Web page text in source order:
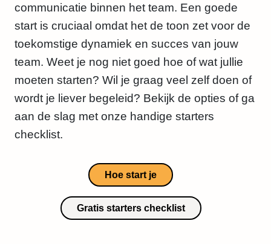
communicatie binnen het team. Een goede
start is cruciaal omdat het de toon zet voor de
toekomstige dynamiek en succes van jouw
team. Weet je nog niet goed hoe of wat jullie
moeten starten? Wil je graag veel zelf doen of
wordt je liever begeleid? Bekijk de opties of ga
aan de slag met onze handige starters
checklist.
Hoe start je
Gratis starters checklist